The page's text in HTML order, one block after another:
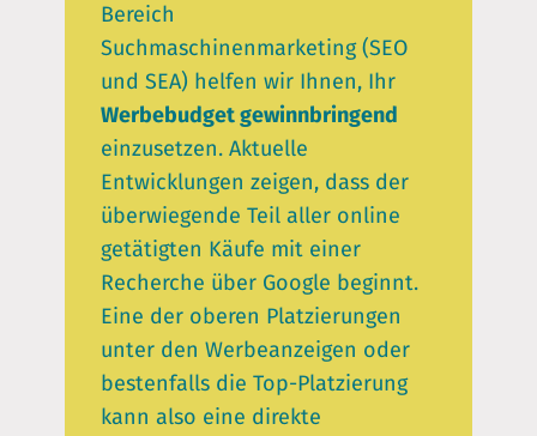
Bereich
Suchmaschinenmarketing (SEO
und SEA) helfen wir Ihnen, Ihr
Werbebudget gewinnbringend
einzusetzen. Aktuelle
Entwicklungen zeigen, dass der
überwiegende Teil aller online
getätigten Käufe mit einer
Recherche über Google beginnt.
Eine der oberen Platzierungen
unter den Werbeanzeigen oder
bestenfalls die Top-Platzierung
kann also eine direkte